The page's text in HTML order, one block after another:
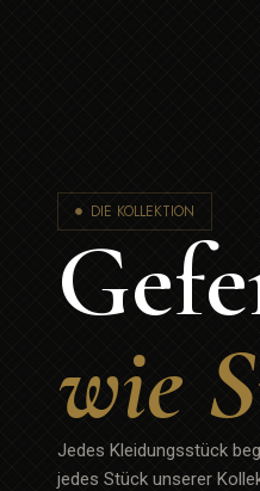
DIE KOLLEKTION
wie
Jedes Kleidungsstück
jedes Stück unserer